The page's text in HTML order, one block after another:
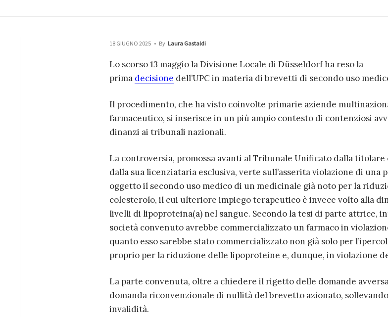
18 GIUGNO 2025 • By Laura Gastaldi
Lo scorso 13 maggio la Divisione Locale di Düsseldorf ha reso la
prima decisione dell’UPC in materia di brevetti di secondo uso
Il procedimento, che ha visto coinvolte primarie aziende
farmaceutico, si inserisce in un più ampio contesto di contenziosi
dinanzi ai tribunali nazionali.
La controversia, promossa avanti al Tribunale Unificato dalla
dalla sua licenziataria esclusiva, verte sull’asserita violazione di una
oggetto il secondo uso medico di un medicinale già noto per la
colesterolo, il cui ulteriore impiego terapeutico è invece volto alla
livelli di lipoproteina(a) nel sangue. Secondo la tesi di parte attrice,
società convenuto avrebbe commercializzato un farmaco in
quanto esso sarebbe stato commercializzato non già solo per
proprio per la riduzione delle lipoproteine e, dunque, in violazione
La parte convenuta, oltre a chiedere il rigetto delle domande
domanda riconvenzionale di nullità del brevetto azionato,
invalidità.